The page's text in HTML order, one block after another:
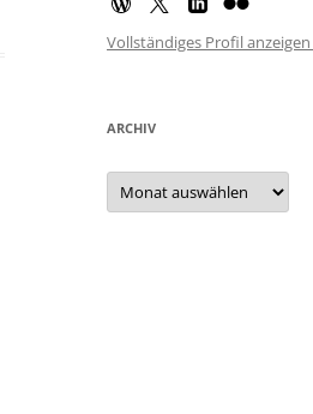
Vollständiges Profil
ARCHIV
Archiv